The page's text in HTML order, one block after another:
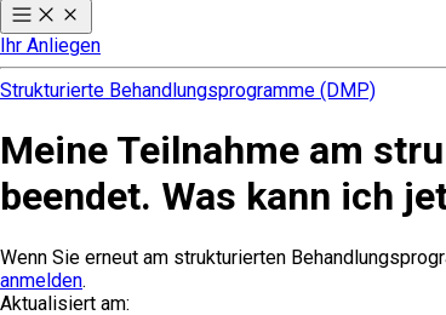
Ihr Anliegen
Strukturierte Behandlungsprogramme (DMP)
Meine Teilnahme am
beendet. Was kann ich
Wenn Sie erneut am strukturierten
anmelden.
Aktualisiert am: